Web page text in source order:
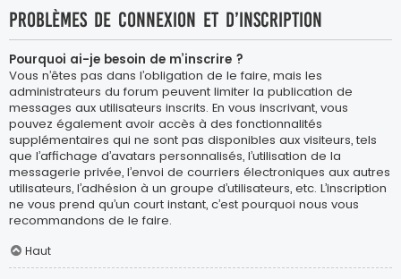
Problèmes de connexion et d’inscription
Pourquoi ai-je besoin de m’inscrire ?
Vous n’êtes pas dans l’obligation de le faire, mais les
administrateurs du forum peuvent limiter la publication de
messages aux utilisateurs inscrits. En vous inscrivant, vous
pouvez également avoir accès à des fonctionnalités
supplémentaires qui ne sont pas disponibles aux visiteurs, tels
que l’affichage d’avatars personnalisés, l’utilisation de la
messagerie privée, l’envoi de courriers électroniques aux autres
utilisateurs, l’adhésion à un groupe d’utilisateurs, etc. L’inscription
ne vous prend qu’un court instant, c’est pourquoi nous vous
recommandons de le faire.
Haut